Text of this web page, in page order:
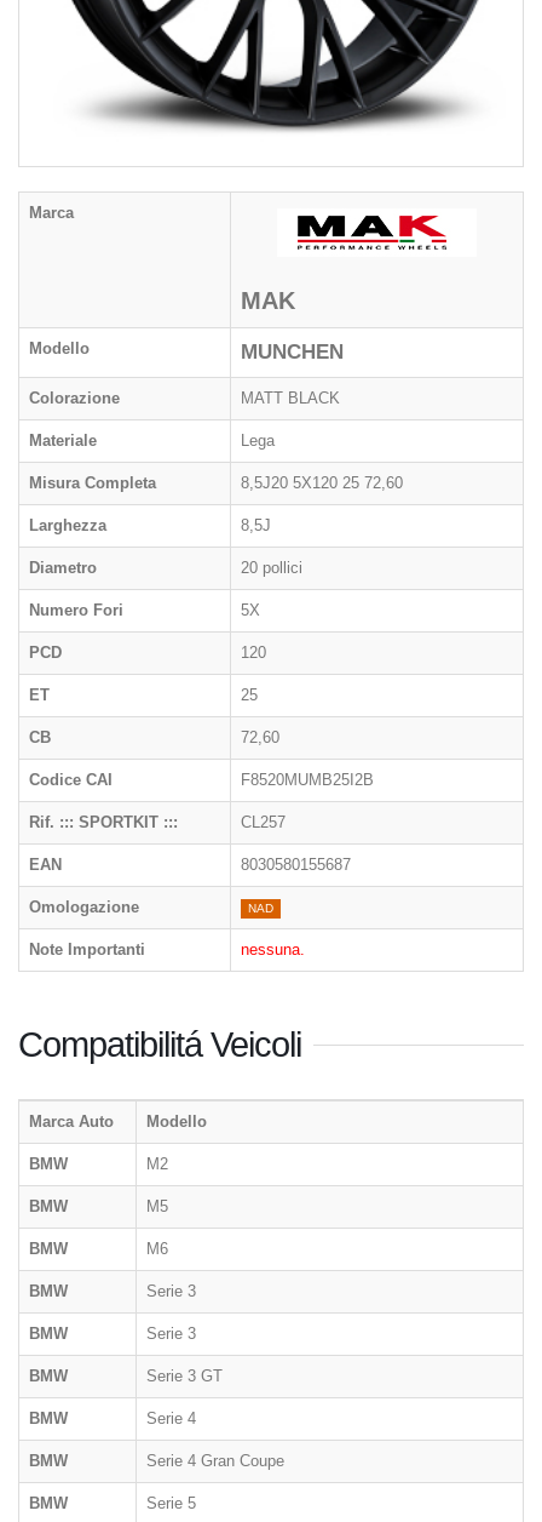
Marca
MAK
Modello MUNCHEN
Colorazione MATT BLACK
Materiale Lega
Misura Completa 8,5J20 5X120 25 72,60
Larghezza 8,5J
Diametro 20 pollici
Numero Fori 5X
PCD 120
ET 25
CB 72,60
Codice CAI F8520MUMB25I2B
Rif. ::: SPORTKIT ::: CL257
EAN 8030580155687
Omologazione NAD
Note Importanti nessuna.
Compatibilitá Veicoli
Marca Auto Modello
BMW M2
BMW M5
BMW M6
BMW Serie 3
BMW Serie 3
BMW Serie 3 GT
BMW Serie 4
BMW Serie 4 Gran Coupe
BMW Serie 5